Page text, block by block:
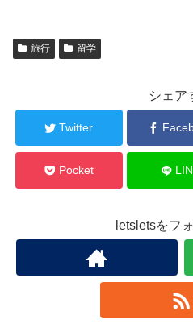
旅行 留学
シェア
Twitter
Pocket
letsletsをフ